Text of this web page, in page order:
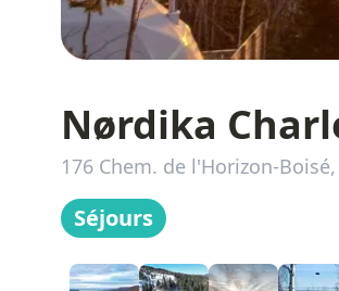
Nørdika
176 Chem. de l'Horizon-Boisé,
Séjours